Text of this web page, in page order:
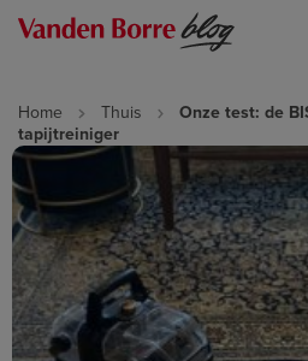
Home Thuis
Onze test: de
tapijtreiniger